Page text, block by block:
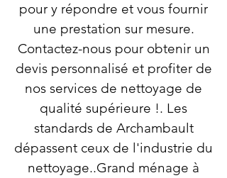
pour y répondre et vous fournir
une prestation sur mesure.
Contactez-nous pour obtenir un
devis personnalisé et profiter de
nos services de nettoyage de
qualité supérieure !. Les
standards de Archambault
dépassent ceux de l'industrie du
nettoyage..Grand ménage à